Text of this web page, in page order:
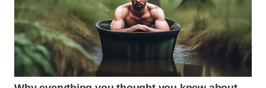
TINGGI
WN
PAKPAK